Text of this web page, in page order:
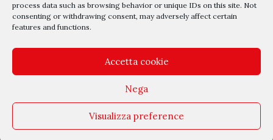
process data such as browsing behavior or unique IDs on this site. Not
consenting or withdrawing consent, may adversely affect certain
features and functions.
Accetta cookie
Nega
Visualizza preference
Privacy Policy–Cookie Policy
Outlet Belli - Via dell'albereto 16 - 50041 Calenzano - P.IVA
04209050485 - REA DI FIRENZE N° 428897